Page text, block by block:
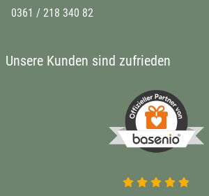
0361 / 218 340 82
Unsere Kunden sind zufrieden